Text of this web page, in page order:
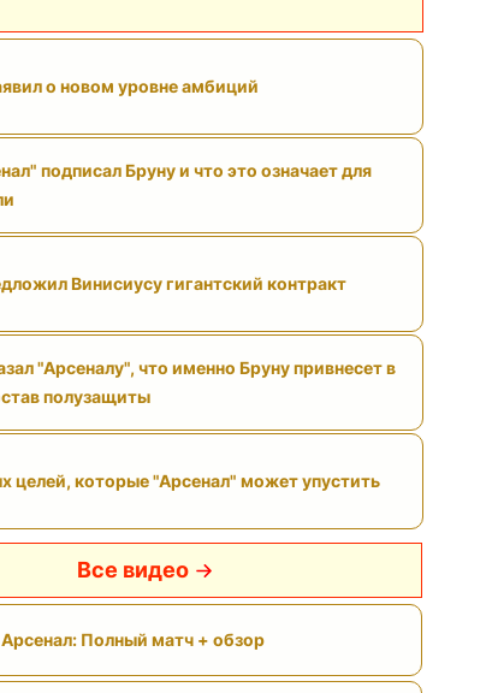
о новом уровне амбиций
подписал Бруну и что это означает для
Винисиусу гигантский контракт
"Арсеналу", что именно Бруну привнесет в
полузащиты
целей, которые "Арсенал" может упустить
Все видео
Полный матч + обзор